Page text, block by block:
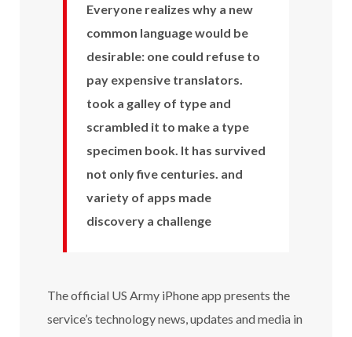
Everyone realizes why a new
common language would be
desirable: one could refuse to
pay expensive translators.
took a galley of type and
scrambled it to make a type
specimen book. It has survived
not only five centuries. and
variety of apps made
discovery a challenge
The official US Army iPhone app presents the
service’s technology news, updates and media in